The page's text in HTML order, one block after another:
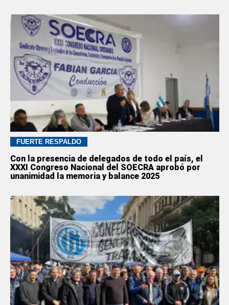
FUERTE RESPALDO
Con la presencia de delegados de todo el país, el
XXXI Congreso Nacional del SOECRA aprobó por
unanimidad la memoria y balance 2025